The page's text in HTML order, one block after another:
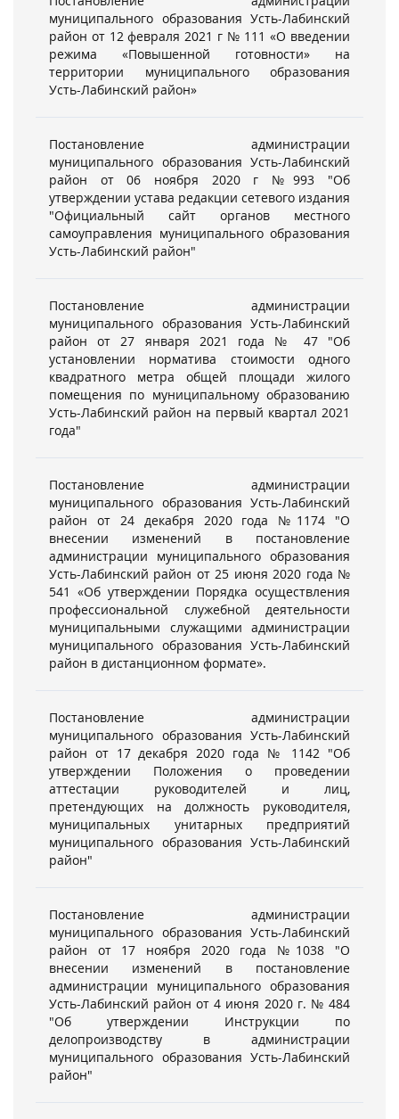
муниципального образования Усть-Лабинский
район от 12 февраля 2021 г № 111 «О введении
режима «Повышенной готовности» на
территории муниципального образования
Усть-Лабинский район»
Постановление администрации
муниципального образования Усть-Лабинский
район от 06 ноября 2020 г №993 "Об
утверждении устава редакции сетевого издания
"Официальный сайт органов местного
самоуправления муниципального образования
Усть-Лабинский район"
Постановление администрации
муниципального образования Усть-Лабинский
район от 27 января 2021 года № 47 "Об
установлении норматива стоимости одного
квадратного метра общей площади жилого
помещения по муниципальному образованию
Усть-Лабинский район на первый квартал 2021
года"
Постановление администрации
муниципального образования Усть-Лабинский
район от 24 декабря 2020 года №1174 "О
внесении изменений в постановление
администрации муниципального образования
Усть-Лабинский район от 25 июня 2020 года №
541 «Об утверждении Порядка осуществления
профессиональной служебной деятельности
муниципальными служащими администрации
муниципального образования Усть-Лабинский
район в дистанционном формате».
Постановление администрации
муниципального образования Усть-Лабинский
район от 17 декабря 2020 года № 1142 "Об
утверждении Положения о проведении
аттестации руководителей и лиц,
претендующих на должность руководителя,
муниципальных унитарных предприятий
муниципального образования Усть-Лабинский
район"
Постановление администрации
муниципального образования Усть-Лабинский
район от 17 ноября 2020 года №1038 "О
внесении изменений в постановление
администрации муниципального образования
Усть-Лабинский район от 4 июня 2020 г. № 484
"Об утверждении Инструкции по
делопроизводству в администрации
муниципального образования Усть-Лабинский
район"